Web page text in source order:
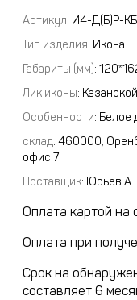
Артикул: И4-Д(Б)Р-
Тип изделия: Икона
Габариты (мм):
Лик иконы:
Особенности: Белое
склад: 460000,
офис 7
Поставщик: Юрьев
Оплата картой на
Оплата при
Срок на
составляет 6